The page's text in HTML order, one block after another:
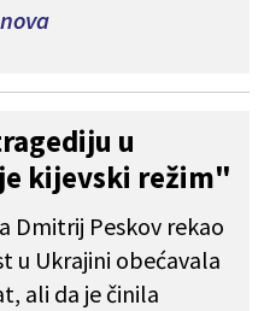
u
kijevski režim"
Dmitrij Peskov rekao
u Ukrajini obećavala
ali da je činila